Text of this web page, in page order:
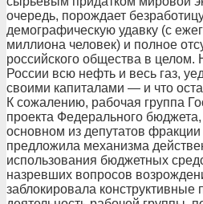
очередь, порождает
демографическую удавку (с
миллиона человек) и полное
российского общества в целом.
России всю нефть и весь газ,
своими капиталами — и что
К сожалению, рабочая группа
проекта Федерального
основном из депутатов
предложила механизма
использования бюджетных
назревших вопросов
заблокировала